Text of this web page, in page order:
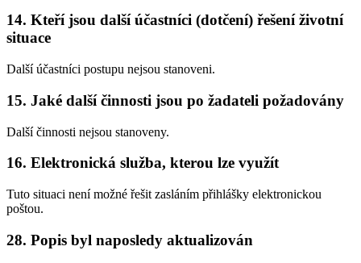
14. Kteří jsou další účastníci (dotčení) řešení životní
situace
Další účastníci postupu nejsou stanoveni.
15. Jaké další činnosti jsou po žadateli požadovány
Další činnosti nejsou stanoveny.
16. Elektronická služba, kterou lze využít
Tuto situaci není možné řešit zasláním přihlášky elektronickou
poštou.
28. Popis byl naposledy aktualizován